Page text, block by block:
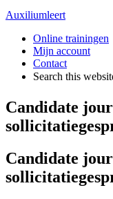
Auxiliumleert
Online trainingen
Mijn account
Contact
Search this
Candidate
Candidate